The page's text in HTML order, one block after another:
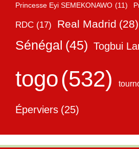
Princesse Eyi SEMEKONAWO (11)
RDC (17) Real Madrid (28)
Sénégal (45) Togbui
togo(532)
Éperviers (25)